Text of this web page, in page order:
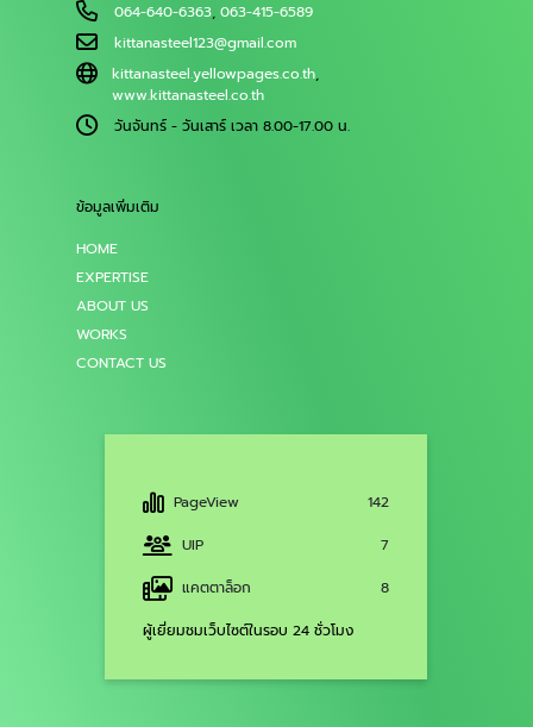
064-640-6363, 063-415-6589
kittanasteel123@gmail.com
kittanasteel.yellowpages.co.th,
www.kittanasteel.co.th
วันจันทร์ - วันเสาร์ เวลา 8.00-17.00 น.
ข้อมูลเพิ่มเติม
HOME
EXPERTISE
ABOUT US
WORKS
CONTACT US
PageView
142
UIP
7
แคตตาล็อก
8
ผู้เยี่ยมชมเว็บไซต์ในรอบ 24 ชั่วโมง